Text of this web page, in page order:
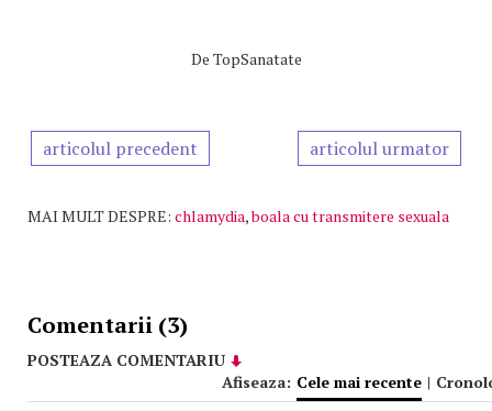
De TopSanatate
articolul precedent articolul urmator
MAI MULT DESPRE: chlamydia,boala cu transmitere sexuala
Comentarii (3)
POSTEAZA COMENTARIU
Afiseaza: Cele mai recente |